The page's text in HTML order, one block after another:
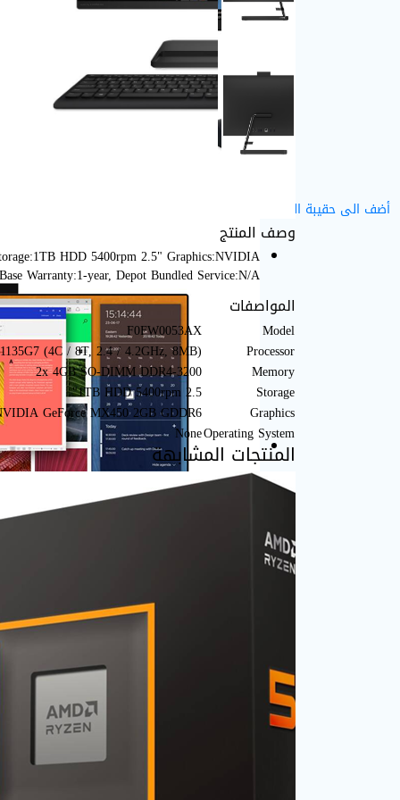
أضف الى حقيبة التسوق
وصف المنتج
HDD 5400rpm 2.5" Graphics:NVIDIA
Warranty:1-year, Depot Bundled Service:N/A
المواصفات
Model
F0FW0053AX
Processor
(4C / 8T, 2.4 / 4.2GHz, 8MB)
Memory
2x 4GB SO-DIMM DDR4-3200
Storage
1TB HDD 5400rpm 2.5"
Graphics
GeForce MX450 2GB GDDR6
Operating System
None
المنتجات المشابهة